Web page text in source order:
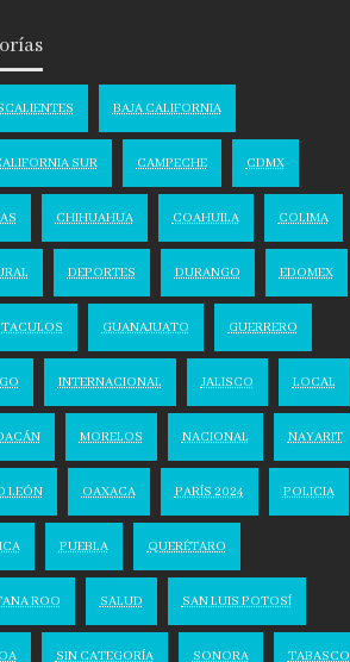
BAJA CALIFORNIA
SUR CAMPECHE CDMX
CHIHUAHUA COAHUILA COLIMA
DEPORTES DURANGO EDOMEX
GUANAJUATO GUERRERO
INTERNACIONAL JALISCO LOCAL
MORELOS NACIONAL NAYARIT
LEÓN OAXACA PARÍS 2024 POLICIA
PUEBLA QUERÉTARO
ROO SALUD SAN LUIS POTOSÍ
SIN CATEGORÍA SONORA TABASCO